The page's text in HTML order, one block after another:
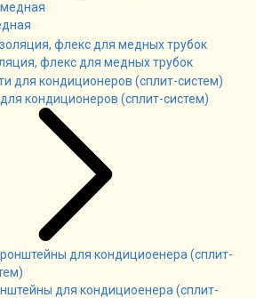
флекс для медных трубок
кондиционеров (сплит-систем)
для кондициоенера (сплит-